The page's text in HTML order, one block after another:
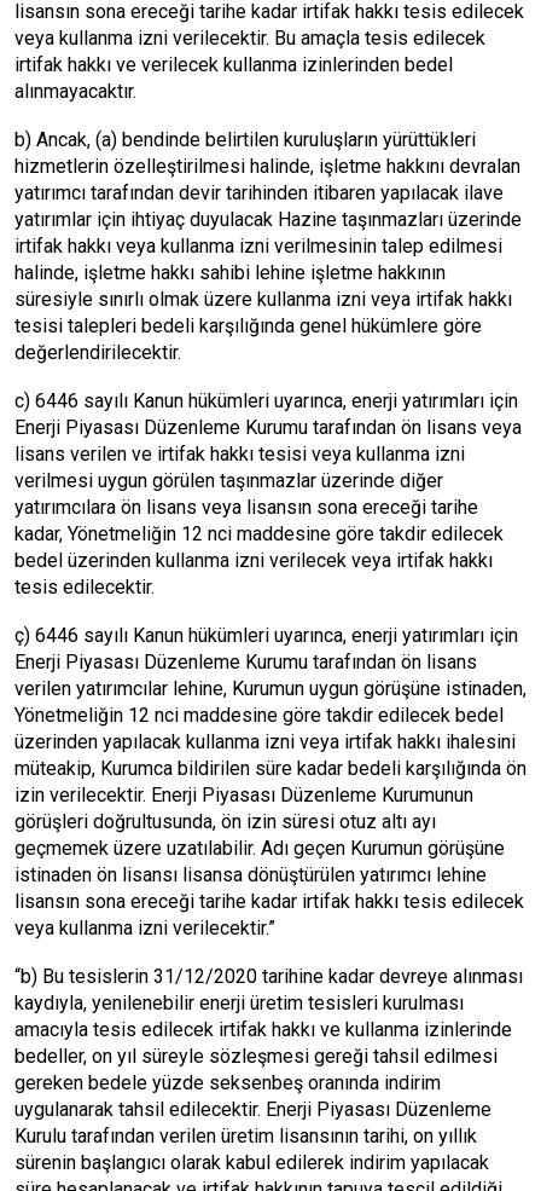
lisansın sona ereceği tarihe kadar irtifak hakkı tesis edilecek
veya kullanma izni verilecektir. Bu amaçla tesis edilecek
irtifak hakkı ve verilecek kullanma izinlerinden bedel
alınmayacaktır.
b) Ancak, (a) bendinde belirtilen kuruluşların yürüttükleri
hizmetlerin özelleştirilmesi halinde, işletme hakkını devralan
yatırımcı tarafından devir tarihinden itibaren yapılacak ilave
yatırımlar için ihtiyaç duyulacak Hazine taşınmazları üzerinde
irtifak hakkı veya kullanma izni verilmesinin talep edilmesi
halinde, işletme hakkı sahibi lehine işletme hakkının
süresiyle sınırlı olmak üzere kullanma izni veya irtifak hakkı
tesisi talepleri bedeli karşılığında genel hükümlere göre
değerlendirilecektir.
c) 6446 sayılı Kanun hükümleri uyarınca, enerji yatırımları için
Enerji Piyasası Düzenleme Kurumu tarafından ön lisans veya
lisans verilen ve irtifak hakkı tesisi veya kullanma izni
verilmesi uygun görülen taşınmazlar üzerinde diğer
yatırımcılara ön lisans veya lisansın sona ereceği tarihe
kadar, Yönetmeliğin 12 nci maddesine göre takdir edilecek
bedel üzerinden kullanma izni verilecek veya irtifak hakkı
tesis edilecektir.
ç) 6446 sayılı Kanun hükümleri uyarınca, enerji yatırımları için
Enerji Piyasası Düzenleme Kurumu tarafından ön lisans
verilen yatırımcılar lehine, Kurumun uygun görüşüne istinaden,
Yönetmeliğin 12 nci maddesine göre takdir edilecek bedel
üzerinden yapılacak kullanma izni veya irtifak hakkı ihalesini
müteakip, Kurumca bildirilen süre kadar bedeli karşılığında ön
izin verilecektir. Enerji Piyasası Düzenleme Kurumunun
görüşleri doğrultusunda, ön izin süresi otuz altı ayı
geçmemek üzere uzatılabilir. Adı geçen Kurumun görüşüne
istinaden ön lisansı lisansa dönüştürülen yatırımcı lehine
lisansın sona ereceği tarihe kadar irtifak hakkı tesis edilecek
veya kullanma izni verilecektir.”
“b) Bu tesislerin 31/12/2020 tarihine kadar devreye alınması
kaydıyla, yenilenebilir enerji üretim tesisleri kurulması
amacıyla tesis edilecek irtifak hakkı ve kullanma izinlerinde
bedeller, on yıl süreyle sözleşmesi gereği tahsil edilmesi
gereken bedele yüzde seksenbeş oranında indirim
uygulanarak tahsil edilecektir. Enerji Piyasası Düzenleme
Kurulu tarafından verilen üretim lisansının tarihi, on yıllık
sürenin başlangıcı olarak kabul edilerek indirim yapılacak